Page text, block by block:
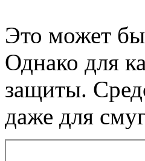
Это может
Однако для
защиты.
даже для